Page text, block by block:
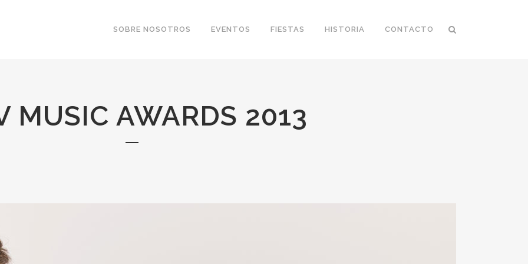
SOBRE NOSOTROS EVENTOS FIESTAS HISTORIA CONTACTO
MUSIC AWARDS 2013